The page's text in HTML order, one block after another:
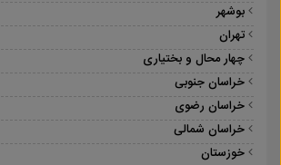
بوشهر
تهران
چهار محال و بختیاری
خراسان جنوبی
خراسان رضوی
خراسان شمالی
خوزستان